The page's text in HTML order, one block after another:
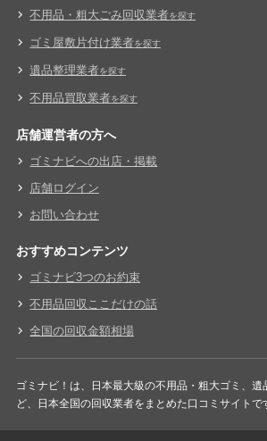
不用品・粗大ごみ回収業者を探す
ゴミ屋敷片付け業者を探す
遺品整理業者を探す
不用品買取業者を探す
店舗運営者の方へ
ゴミナビへの出店・掲載
店舗ログイン
お問い合わせ
おすすめコンテンツ
ゴミナビ3つのお約束
不用品回収ここだけの話
全国の回収金額相場
ゴミナビ！は、日本最大級の不用品・粗大ゴミ、遺
ど、日本全国の回収業者をまとめた口コミサイトで